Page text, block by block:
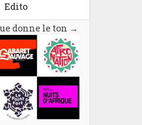
Edito
donne le ton →